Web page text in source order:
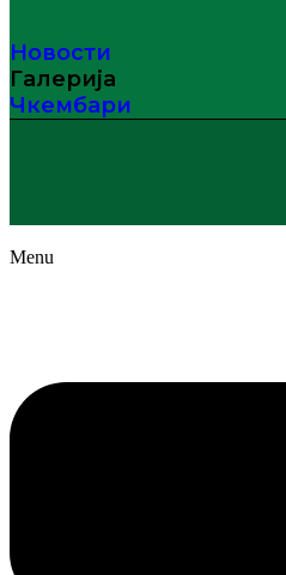
Новости
Галерија
Чкембари
Menu